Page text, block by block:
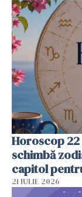
Horoscop 22
schimbă
capitol
21 IULIE 2026